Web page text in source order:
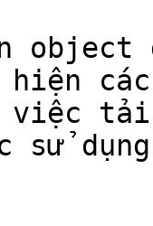
object
hiện
tải